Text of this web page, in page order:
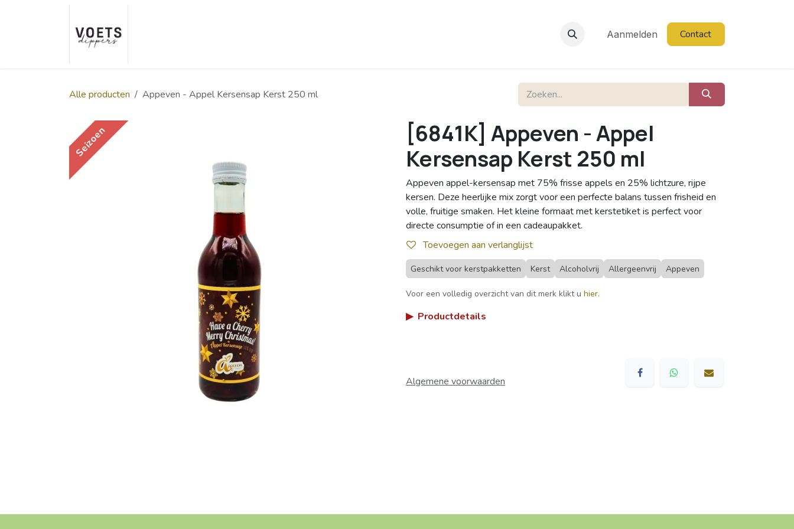
Overslaan naar inhoud
Aanmelden Contact
Alle producten Appeven - Appel Kersensap Kerst 250 ml
Seizoen
[6841K] Appeven - Appel
Kersensap Kerst 250 ml
Appeven appel-kersensap met 75% frisse appels en 25% lichtzure, rijpe
kersen. Deze heerlijke mix zorgt voor een perfecte balans tussen frisheid en
volle, fruitige smaken. Het kleine formaat met kerstetiket is perfect voor
directe consumptie of in een cadeaupakket.
Toevoegen aan verlanglijst
Geschikt voor kerstpakketten Kerst Alcoholvrij Allergeenvrij Appeven
Voor een volledig overzicht van dit merk klikt u hier.
▶ Productdetails
Algemene voorwaarden